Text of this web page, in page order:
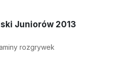
Juniorów 2013
rozgrywek